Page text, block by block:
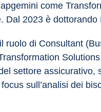
come
Dal 2023 è
ruolo di Consultant
settore
sull’analisi dei